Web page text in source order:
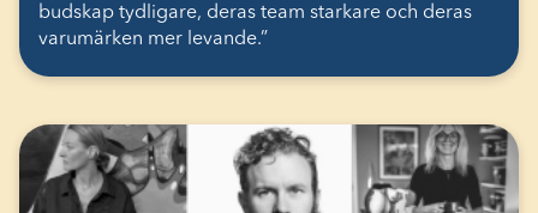
budskap tydligare, deras team starkare och deras
varumärken mer levande.”